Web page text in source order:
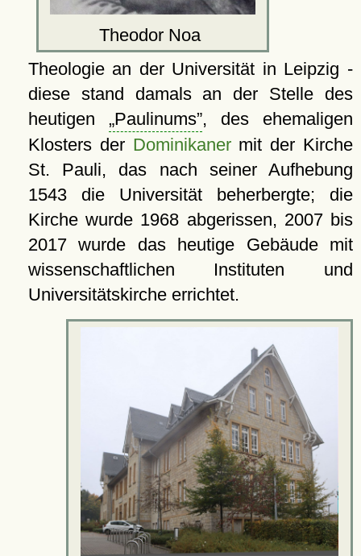
Theodor Noa
Theologie an der Universität in Leipzig -
diese stand damals an der Stelle des
heutigen
Paulinums , des ehemaligen
Klosters der Dominikanermit der Kirche
St. Pauli, das nach seiner Aufhebung
1543 die Universität beherbergte; die
Kirche wurde 1968 abgerissen, 2007 bis
2017 wurde das heutige Gebäude mit
wissenschaftlichen Instituten und
Universitätskirche errichtet.